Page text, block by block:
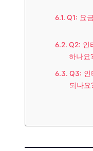
Q1: 요
Q2: 인
하나요
Q3: 인
되나요